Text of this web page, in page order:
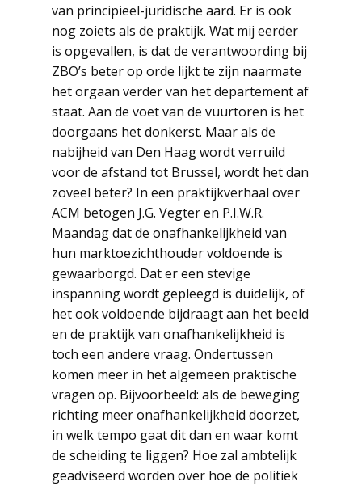
van principieel-juridische aard. Er is ook
nog zoiets als de praktijk. Wat mij eerder
is opgevallen, is dat de verantwoording bij
ZBO’s beter op orde lijkt te zijn naarmate
het orgaan verder van het departement af
staat. Aan de voet van de vuurtoren is het
doorgaans het donkerst. Maar als de
nabijheid van Den Haag wordt verruild
voor de afstand tot Brussel, wordt het dan
zoveel beter? In een praktijkverhaal over
ACM betogen J.G. Vegter en P.I.W.R.
Maandag dat de onafhankelijkheid van
hun marktoezichthouder voldoende is
gewaarborgd. Dat er een stevige
inspanning wordt gepleegd is duidelijk, of
het ook voldoende bijdraagt aan het beeld
en de praktijk van onafhankelijkheid is
toch een andere vraag. Ondertussen
komen meer in het algemeen praktische
vragen op. Bijvoorbeeld: als de beweging
richting meer onafhankelijkheid doorzet,
in welk tempo gaat dit dan en waar komt
de scheiding te liggen? Hoe zal ambtelijk
geadviseerd worden over hoe de politiek